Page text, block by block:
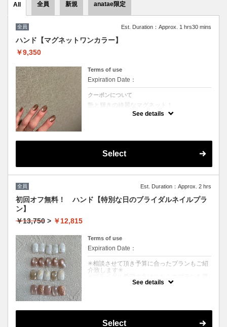
All 全員 新規 anatae限定
全員 Est. Duration：Approx. 1 hrs30 mins
ハンド【マグネットワンカラー】
￥9,350
Terms of use
Expiration Date：
クーポンについて
艶と輝きの綺麗なマグネット！
カラーミックス不可 ご新規様、二回目以降の
し１時間半
See details
Select
全員 Est. Duration：Approx. 2 hrs
初回オフ無料！ ハンド【特別な日のブライダルネイルプラ
ン】
￥13,750 > ￥12,815
Terms of use
Expiration Date：
✳︎相談させて頂き予算に合ったプランもご紹
介致します✳︎
択してください✳︎(カウンセリング時間込)
ご提案させて戴きます◎［持込可能］
See details
Select